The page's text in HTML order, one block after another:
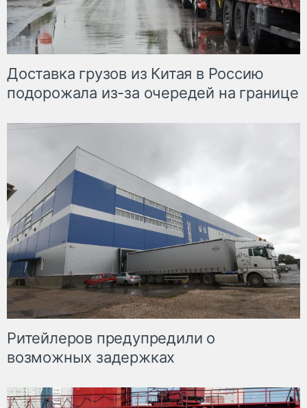
Доставка грузов из Китая в Россию
подорожала из-за очередей на границе
Ритейлеров предупредили о
возможных задержках